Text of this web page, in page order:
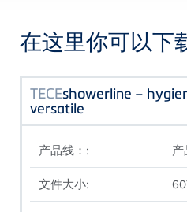
在这里你可以下
TECEshowerline –
versatile
产品线：:
文件大小: